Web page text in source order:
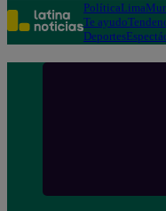
PolíticaLima
Te ayudo
Deportes